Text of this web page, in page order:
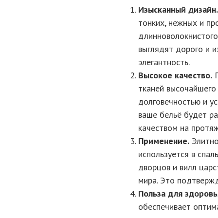
Изысканный дизайн.
тонких, нежных и
выглядят дорого и
элегантность.
Высокое качество.
тканей
долговечностью и
ваше бельё будет
качеством на
Применение.
используется в
дворцов и вилл
мира. Это
Польза для
обеспечивает